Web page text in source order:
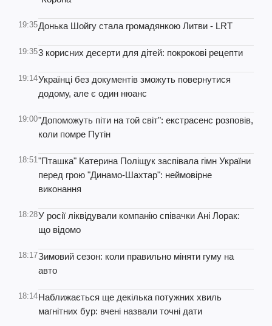
19:35Донька Шойгу стала громадянкою Литви - LRT
19:353 корисних десерти для дітей: покрокові рецепти
19:14Українці без документів зможуть повернутися
додому, але є один нюанс
19:00"Допоможуть піти на той світ": екстрасенс розповів,
коли помре Путін
18:51"Пташка" Катерина Поліщук заспівала гімн України
перед грою "Динамо-Шахтар": неймовірне
виконання
18:28У росії ліквідували компанію співачки Ані Лорак:
що відомо
18:17Зимовий сезон: коли правильно міняти гуму на
авто
18:14Наближається ще декілька потужних хвиль
магнітних бур: вчені назвали точні дати